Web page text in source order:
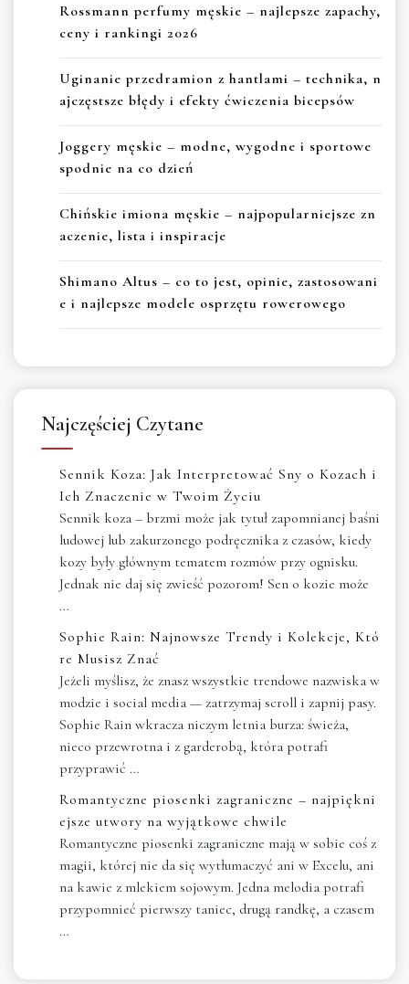
Rossmann perfumy męskie – najlepsze zapachy,
ceny i rankingi 2026
Uginanie przedramion z hantlami – technika, n
ajczęstsze błędy i efekty ćwiczenia bicepsów
Joggery męskie – modne, wygodne i sportowe
spodnie na co dzień
Chińskie imiona męskie – najpopularniejsze zn
aczenie, lista i inspiracje
Shimano Altus – co to jest, opinie, zastosowani
e i najlepsze modele osprzętu rowerowego
Najczęściej Czytane
Sennik Koza: Jak Interpretować Sny o Kozach i
Ich Znaczenie w Twoim Życiu
Sennik koza – brzmi może jak tytuł zapomnianej baśni
ludowej lub zakurzonego podręcznika z czasów, kiedy
kozy były głównym tematem rozmów przy ognisku.
Jednak nie daj się zwieść pozorom! Sen o kozie może
…
Sophie Rain: Najnowsze Trendy i Kolekcje, Któ
re Musisz Znać
Jeżeli myślisz, że znasz wszystkie trendowe nazwiska w
modzie i social media — zatrzymaj scroll i zapnij pasy.
Sophie Rain wkracza niczym letnia burza: świeża,
nieco przewrotna i z garderobą, która potrafi
przyprawić …
Romantyczne piosenki zagraniczne – najpiękni
ejsze utwory na wyjątkowe chwile
Romantyczne piosenki zagraniczne mają w sobie coś z
magii, której nie da się wytłumaczyć ani w Excelu, ani
na kawie z mlekiem sojowym. Jedna melodia potrafi
przypomnieć pierwszy taniec, drugą randkę, a czasem
…